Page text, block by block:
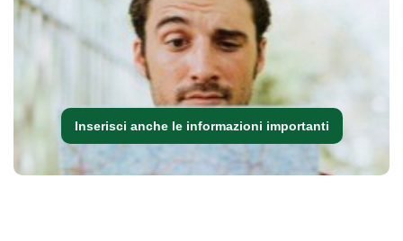
Inserisci anche le informazioni importanti